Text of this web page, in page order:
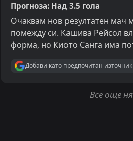
Прогноза: Над 3.5 гола
Очаквам нов резултатен мач
помежду си. Кашива Рейсол
форма, но Киото Санга има
Добави като предпочитан
Все още